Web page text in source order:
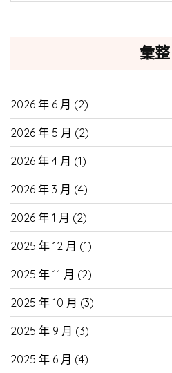
彙整
2026 年 6 月 (2)
2026 年 5 月 (2)
2026 年 4 月 (1)
2026 年 3 月 (4)
2026 年 1 月 (2)
2025 年 12 月 (1)
2025 年 11 月 (2)
2025 年 10 月 (3)
2025 年 9 月 (3)
2025 年 6 月 (4)